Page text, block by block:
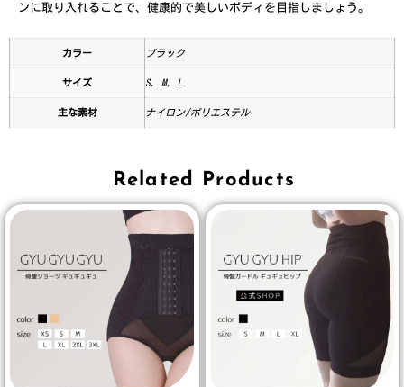
ンに取り入れることで、健康的で美しいボディを目指しましょう。
カラー ブラック
サイズ S, M, L
主な素材 ナイロン/ポリエステル
Related Products